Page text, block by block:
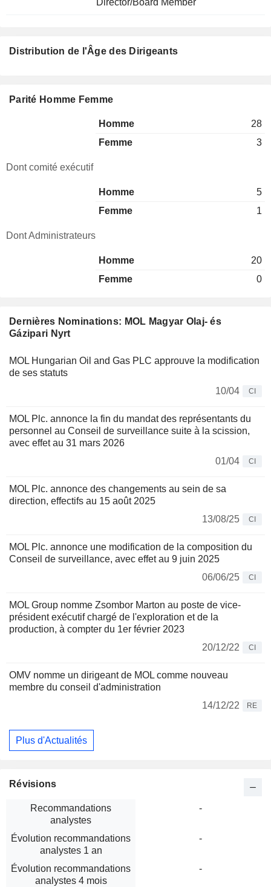
Director/Board Member
Dernières Nominations: MOL Magyar Olaj- és
Gázipari Nyrt
MOL Hungarian Oil and Gas PLC approuve la modification
de ses statuts
10/04
CI
MOL Plc. annonce la fin du mandat des représentants du
personnel au Conseil de surveillance suite à la scission,
avec effet au 31 mars 2026
01/04
CI
MOL Plc. annonce des changements au sein de sa
direction, effectifs au 15 août 2025
13/08/25
CI
MOL Plc. annonce une modification de la composition du
Conseil de surveillance, avec effet au 9 juin 2025
06/06/25
CI
MOL Group nomme Zsombor Marton au poste de vice-
président exécutif chargé de l'exploration et de la
production, à compter du 1er février 2023
20/12/22
CI
OMV nomme un dirigeant de MOL comme nouveau
membre du conseil d'administration
14/12/22
RE
Plus d'Actualités
Distribution de l'Âge des Dirigeants
Parité Homme Femme
Homme
28
Femme
3
Dont comité exécutif
Homme
5
Femme
1
Dont Administrateurs
Homme
20
Femme
0
Révisions
Recommandations
analystes
-
Évolution recommandations
analystes 1 an
-
Évolution recommandations
analystes 4 mois
-